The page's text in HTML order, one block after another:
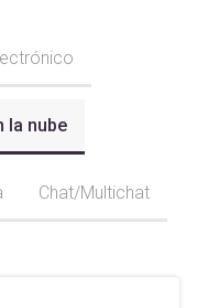
la nube
Chat/Multichat